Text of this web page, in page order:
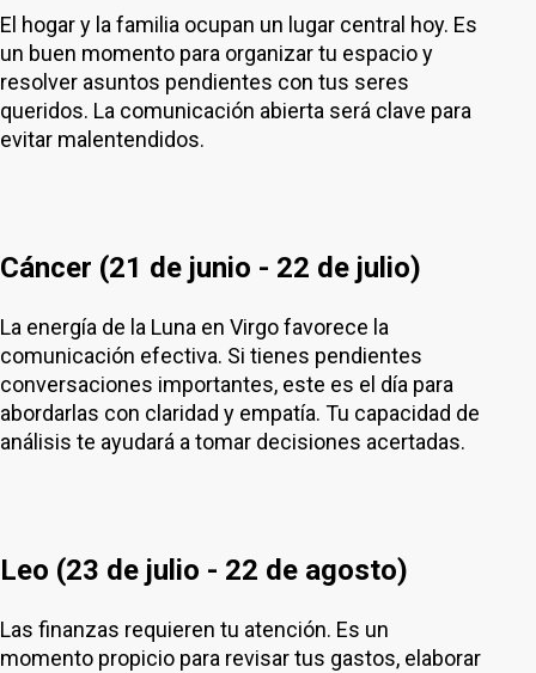
El hogar y la familia ocupan un lugar central hoy. Es
un buen momento para organizar tu espacio y
resolver asuntos pendientes con tus seres
queridos. La comunicación abierta será clave para
evitar malentendidos.
Cáncer (21 de junio - 22 de julio)
La energía de la Luna en Virgo favorece la
comunicación efectiva. Si tienes pendientes
conversaciones importantes, este es el día para
abordarlas con claridad y empatía. Tu capacidad de
análisis te ayudará a tomar decisiones acertadas.
Leo (23 de julio - 22 de agosto)
Las finanzas requieren tu atención. Es un
momento propicio para revisar tus gastos, elaborar